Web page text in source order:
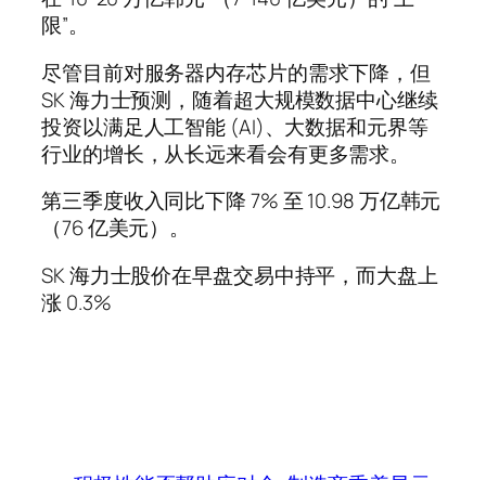
限”。
尽管目前对服务器内存芯片的需求下降，但
SK 海力士预测，随着超大规模数据中心继续
投资以满足人工智能 (AI)、大数据和元界等
行业的增长，从长远来看会有更多需求。
第三季度收入同比下降 7% 至 10.98 万亿韩元
（76 亿美元）。
SK 海力士股价在早盘交易中持平，而大盘上
涨 0.3%